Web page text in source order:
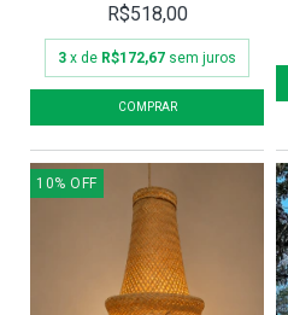
R$518,00
3 x de R$172,67 sem juros
10% OFF